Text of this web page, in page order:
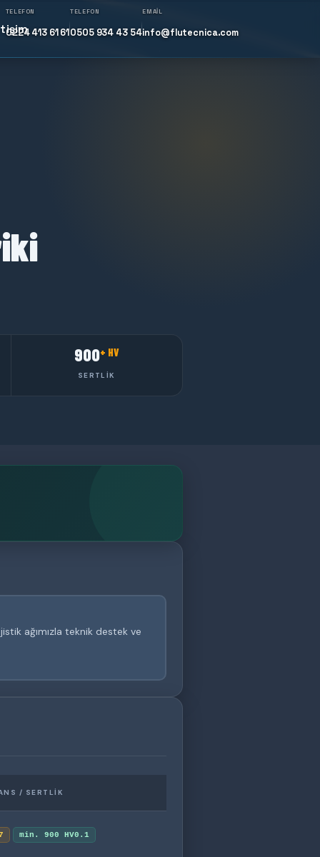
TELEFON
0224 413 61 61
TELEFON
0505 934 43 54
EMAIL
info@flutecnica.com
900+ HV
SERTLIK
ağımızla teknik destek ve
/ SERTLIK
min. 900 HV0.1